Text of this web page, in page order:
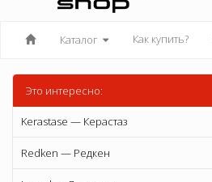
Каталог Как купить?
Это интересно:
Kerastase — Керастаз
Redken — Редкен